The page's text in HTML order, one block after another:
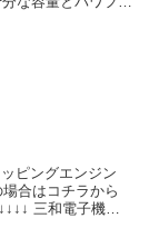
ピングエンジン
合はコチラから
三和電子機